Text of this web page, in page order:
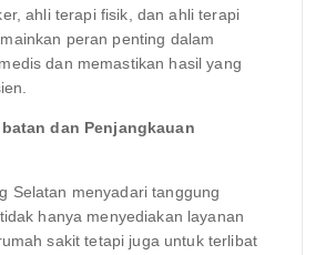
ahli terapi fisik, dan ahli terapi
peran penting dalam
dan memastikan hasil yang
dan Penjangkauan
Selatan menyadari tanggung
hanya menyediakan layanan
sakit tetapi juga untuk terlibat